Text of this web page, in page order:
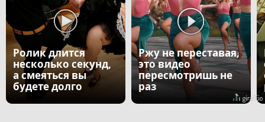
Ролик длится
несколько секунд,
а смеяться вы
будете долго
Ржу не переставая,
это видео
пересмотришь не
раз